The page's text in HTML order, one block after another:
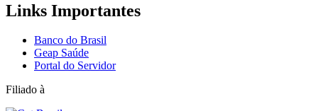
Links Importantes
Banco do Brasil
Geap Saúde
Portal do Servidor
Filiado à